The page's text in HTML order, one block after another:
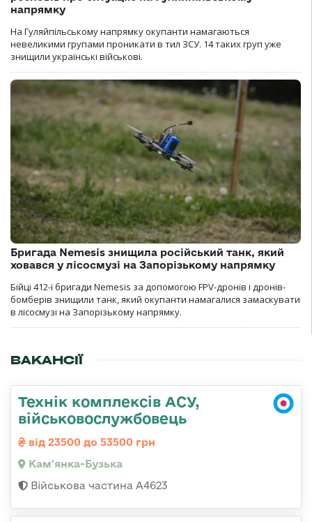
напрямку
На Гуляйпільському напрямку окупанти намагаються
невеликими групами проникати в тил ЗСУ. 14 таких груп уже
знищили українські військові.
Бригада Nemesis знищила російський танк, який
ховався у лісосмузі на Запорізькому напрямку
Бійці 412-ї бригади Nemesis за допомогою FPV-дронів і дронів-
бомберів знищили танк, який окупанти намагалися замаскувати
в лісосмузі на Запорізькому напрямку.
ВАКАНСІЇ
Технік комплексів АСУ,
військовослужбовець
від 23500 до 53500 грн
Кам'янка-Бузька
Військова частина А4623